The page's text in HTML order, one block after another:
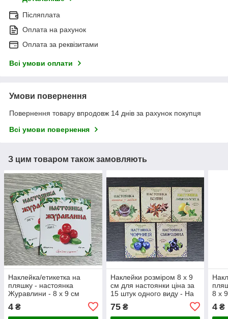
Післяплата
Оплата на рахунок
Оплата за реквізитами
Всі умови оплати
Умови повернення
Повернення товару впродовж 14 днів за рахунок покупця
Всі умови повернення
З цим товаром також замовляють
Наклейка/етикетка на
пляшку - настоянка
Журавлини - 8 х 9 см
4 ₴
Наклейки розміром 8 х 9
см для настоянки ціна за
15 штук одного виду - На
замовлення! Зображення
уточнюйте!
75₴
8 х
4 ₴